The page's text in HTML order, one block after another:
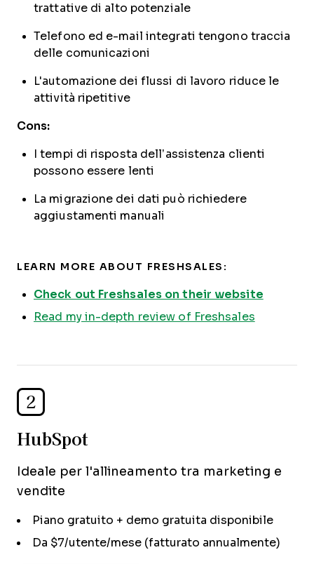
trattative di alto potenziale
Telefono ed e-mail integrati tengono traccia
delle comunicazioni
L'automazione dei flussi di lavoro riduce le
attività ripetitive
Cons:
I tempi di risposta dell’assistenza clienti
possono essere lenti
La migrazione dei dati può richiedere
aggiustamenti manuali
LEARN MORE ABOUT FRESHSALES:
Check out Freshsales on their website
Read my in-depth review of Freshsales
2
HubSpot
Ideale per l'allineamento tra marketing e
vendite
Piano gratuito + demo gratuita disponibile
Da $7/utente/mese (fatturato annualmente)